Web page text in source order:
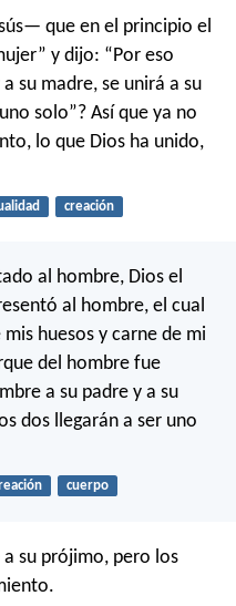
que en el principio el
y dijo: “Por eso
su madre, se unirá a su
solo”? Así que ya no
lo que Dios ha unido,
creación
al hombre, Dios el
al hombre, el cual
mis huesos y carne de mi
del hombre fue
a su padre y a su
dos llegarán a ser uno
cuerpo
su prójimo, pero los